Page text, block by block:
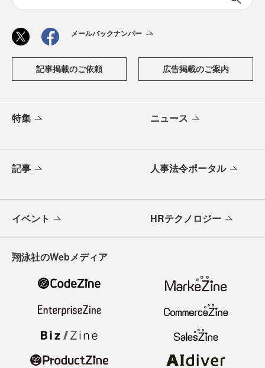
メールバックナンバー
記事掲載のご依頼 広告掲載のご案内
特集 ニュース
記事 人事法令ポータル
イベント HRテクノロジー
翔泳社のWebメディア